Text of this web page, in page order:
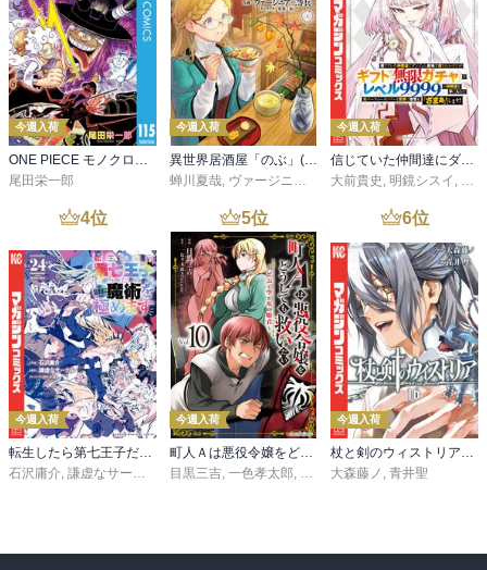
今週入荷
ONE PIECE モノクロ版 115
尾田栄一郎
今週入荷
異世界居酒屋「のぶ」(22)
蝉川夏哉, ヴァージニア二等兵 ,転
今週入荷
信じていた仲間達にダンジョン奥地で殺されかけたがギフト『無限ガチャ』でレベル９９９９の仲間達を手に入れて元パーティーメンバーと世界に復讐＆『ざまぁ！』します！（２３）
大前貴史 , 明鏡シスイ , ｔ
4位
今週入荷
転生したら第七王子だったので、気ままに魔術を極めます（２４）
石沢庸介, 謙虚なサークル メル。
5位
今週入荷
町人Ａは悪役令嬢をどうしても救いたい ～どぶと空と氷の姫君～１０【電子書店共通特典イラスト付】
目黒三吉, 一色孝太郎, Parum
6位
今週入荷
杖と剣のウィストリア（１６）
大森藤ノ , 青井聖